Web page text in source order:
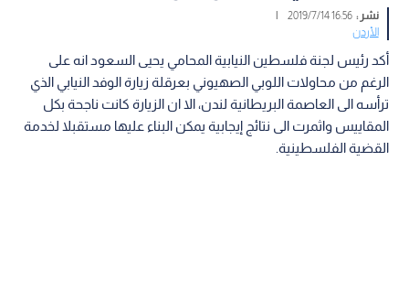
نشر :16:56 2019/7/14
|
الأردن
أكد رئيس لجنة فلسطين النيابية المحامي يحيى السعود انه على
الرغم من محاولات اللوبي الصهيوني بعرقلة زيارة الوفد النيابي الذي
ترأسه الى العاصمة البريطانية لندن، الا ان الزيارة كانت ناجحة بكل
المقاييس واثمرت الى نتائج إيجابية يمكن البناء عليها مستقبلا لخدمة
القضية الفلسطينية.